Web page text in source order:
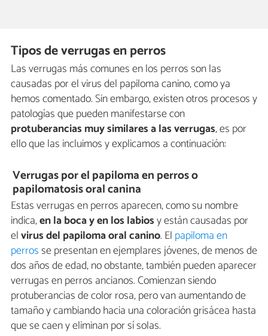
Tipos de verrugas en perros
Las verrugas más comunes en los perros son las
causadas por el virus del papiloma canino, como ya
hemos comentado. Sin embargo, existen otros procesos y
patologías que pueden manifestarse con
protuberancias muy similares a las verrugas, es por
ello que las incluimos y explicamos a continuación:
Verrugas por el papiloma en perros o
papilomatosis oral canina
Estas verrugas en perros aparecen, como su nombre
indica,en la boca y en los labiosy están causadas por
elvirus del papiloma oral canino. El papiloma en
perrosse presentan en ejemplares jóvenes, de menos de
dos años de edad, no obstante, también pueden aparecer
verrugas en perros ancianos. Comienzan siendo
protuberancias de color rosa, pero van aumentando de
tamaño y cambiando hacia una coloración grisácea hasta
que se caen y eliminan por sí solas.